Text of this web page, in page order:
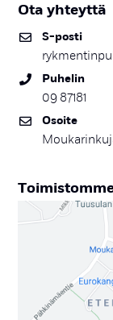
Ota yh­teyt­tä
S-pos­ti
Pu­he­lin
09 87181
Osoi­te